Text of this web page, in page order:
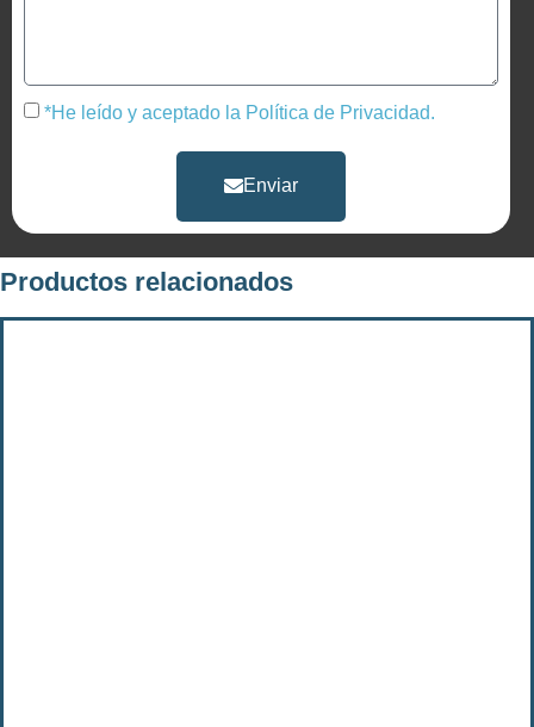
*He leído y aceptado la Política de Privacidad.
Enviar
Productos relacionados